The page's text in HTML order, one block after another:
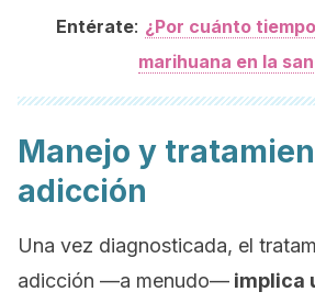
Entérate: ¿Por cuánto
marihuana en la
Manejo y
adicción
Una vez diagnosticada, el
adicción —a menudo— implica